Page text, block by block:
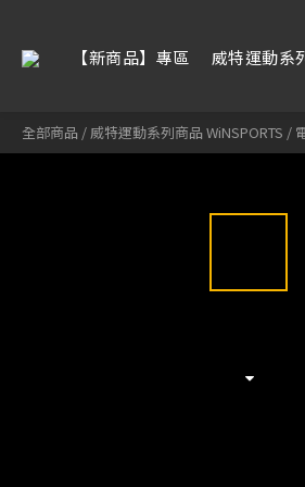
【新商品】專區 威特運動系
全部商品 / 威特運動系列商品 WiNSPORTS /